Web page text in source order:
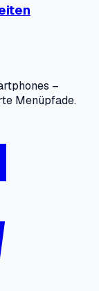
–
Menüpfade.